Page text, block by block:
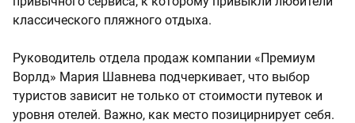
классического пляжного отдыха.
Руководитель отдела продаж компании «Премиум
Ворлд» Мария Шавнева подчеркивает, что выбор
туристов зависит не только от стоимости путевок и
уровня отелей. Важно, как место позицирнирует себя.